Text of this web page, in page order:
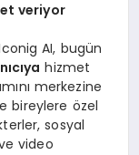
veriyor
AI, bugün
hizmet
merkezine
bireylere özel
sosyal
video